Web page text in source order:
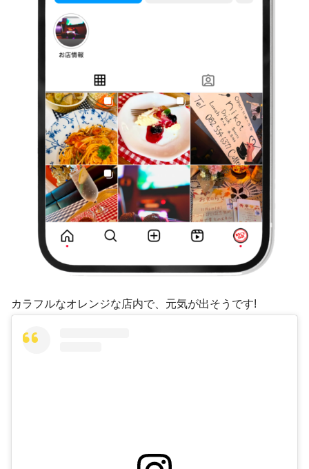
カラフルなオレンジな店内で、元気が出そうです!